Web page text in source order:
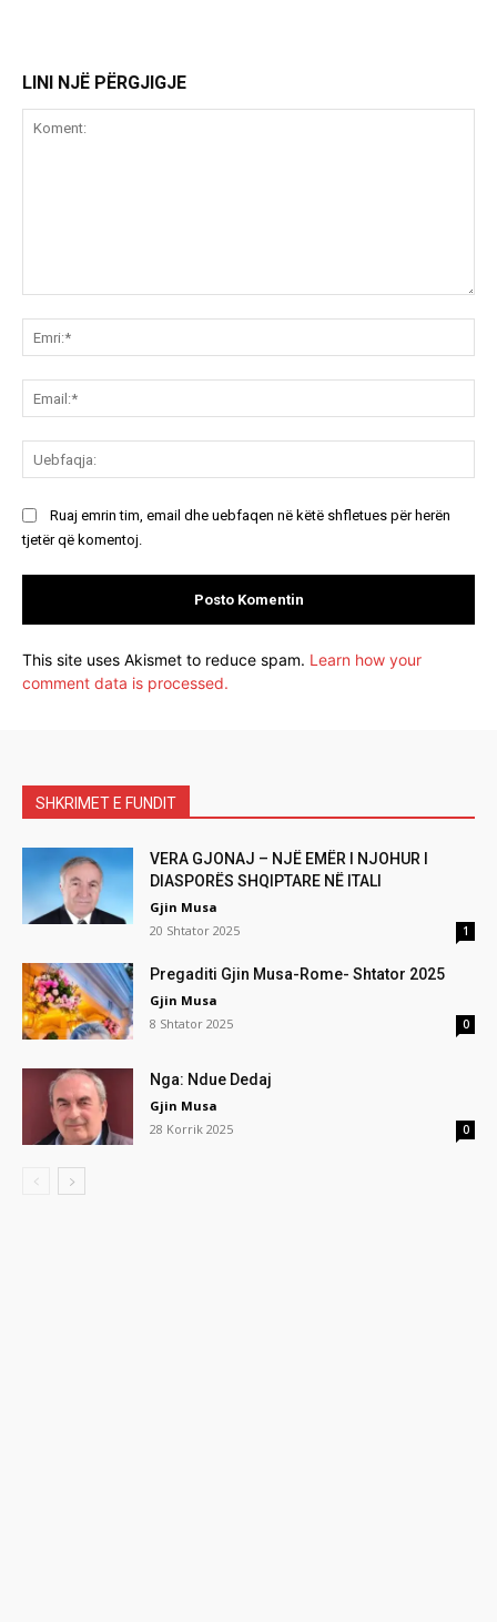
LINI NJË PËRGJIGJE
Ruaj emrin tim, email dhe uebfaqen në këtë shfletues për herën
tjetër që komentoj.
This site uses Akismet to reduce spam. Learn how your
comment data is processed.
SHKRIMET E FUNDIT
VERA GJONAJ – NJË EMËR I NJOHUR I
DIASPORËS SHQIPTARE NË ITALI
Gjin Musa
20 Shtator 2025
1
Pregaditi Gjin Musa-Rome- Shtator 2025
Gjin Musa
8 Shtator 2025
0
Nga: Ndue Dedaj
Gjin Musa
28 Korrik 2025
0